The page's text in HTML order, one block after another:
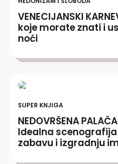
VENECIJANSKI
koje morate znati i
noći
SUPER KNJIGA
NEDOVRŠENA
Idealna
zabavu i izgradnju